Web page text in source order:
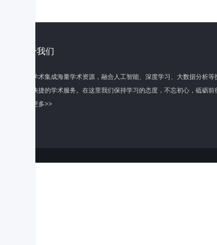
关于我们
百度学术集成海量学术资源，融合人工智能、深度学习、大数据分析
全面快捷的学术服务。在这里我们保持学习的态度，不忘初心，砥砺前
了解更多>>